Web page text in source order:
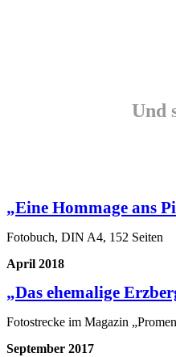
Und
„Eine Hommage ans
Fotobuch, DIN A4, 152 Seiten
April 2018
„Das ehemalige
Fotostrecke im Magazin
September 2017